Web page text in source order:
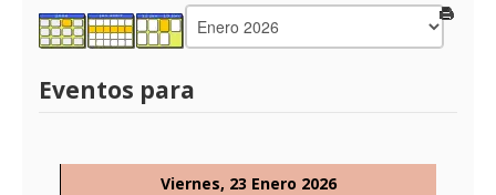
Eventos para
Viernes, 23 Enero 2026